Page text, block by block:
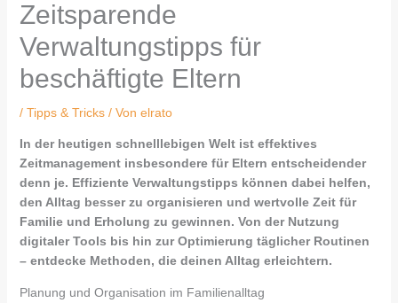
Zeitsparende
Verwaltungstipps für
beschäftigte Eltern
/ Tipps & Tricks/ Von elrato
In der heutigen schnelllebigen Welt ist effektives
Zeitmanagement insbesondere für Eltern entscheidender
denn je. Effiziente Verwaltungstipps können dabei helfen,
den Alltag besser zu organisieren und wertvolle Zeit für
Familie und Erholung zu gewinnen. Von der Nutzung
digitaler Tools bis hin zur Optimierung täglicher Routinen
– entdecke Methoden, die deinen Alltag erleichtern.
Planung und Organisation im Familienalltag